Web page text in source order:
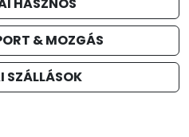
& MOZGÁS
SZÁLLÁSOK